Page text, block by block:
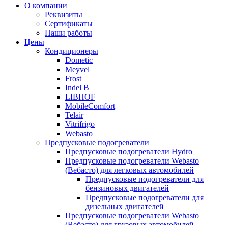
Основное
Перейти
содержимому
О компании
Реквизиты
Сертификаты
Наши работы
Цены
Кондиционеры
Dometic
Meyvel
Frost
Indel B
LIBHOF
MobileComfort
Telair
Vitrifrigo
Webasto
Предпусковые подогреватели
Предпусковые подогреватели Hydro
Предпусковые подогреватели Webasto
(Вебасто) для легковых автомобилей
Предпусковые подогреватели для
бензиновых двигателей
Предпусковые подогреватели для
дизельных двигателей
Предпусковые подогреватели Webasto